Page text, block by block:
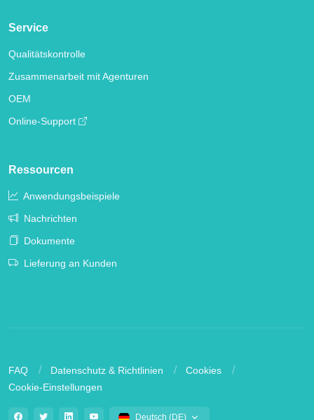
Service
Qualitätskontrolle
Zusammenarbeit mit Agenturen
OEM
Online-Support
Ressourcen
Anwendungsbeispiele
Nachrichten
Dokumente
Lieferung an Kunden
FAQ Datenschutz & Richtlinien
Cookies
Cookie-Einstellungen
Deutsch (DE)